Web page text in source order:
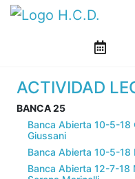
ACTIVIDAD
BANCA 25
Banca Abierta 10-5-18
Giussani
Banca Abierta 10-5-18
Banca Abierta 12-7-18